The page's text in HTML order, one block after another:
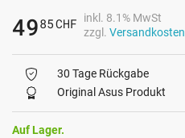
4985CHF
inkl. 8.1% MwSt
zzgl. Versandkosten
30 Tage Rückgabe
Original Asus Produkt
Auf Lager.